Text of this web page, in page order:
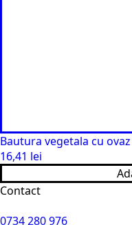
Bautura vegetala cu
16,41 lei
Contact
0734 280 976